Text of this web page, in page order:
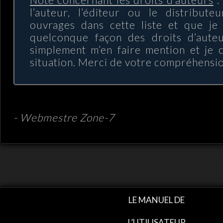
l’auteur, l’éditeur ou le
ouvrages dans cette liste et que je
quelconque façon des droits
simplement m’en faire mention et je
situation. Merci de votre
- Webmestre Zone-7
LE MANUEL DE